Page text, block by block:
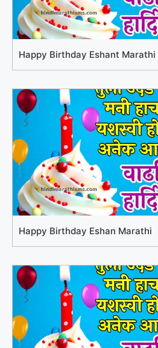
Happy Birthday Eshant Marathi
Happy Birthday Eshan Marathi